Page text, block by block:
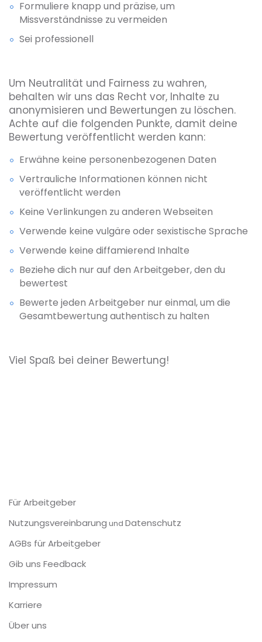
Formuliere knapp und präzise, um
Missverständnisse zu vermeiden
Sei professionell
Um Neutralität und Fairness zu wahren,
behalten wir uns das Recht vor, Inhalte zu
anonymisieren und Bewertungen zu löschen.
Achte auf die folgenden Punkte, damit deine
Bewertung veröffentlicht werden kann:
Erwähne keine personenbezogenen Daten
Vertrauliche Informationen können nicht
veröffentlicht werden
Keine Verlinkungen zu anderen Webseiten
Verwende keine vulgäre oder sexistische Sprache
Verwende keine diffamierend Inhalte
Beziehe dich nur auf den Arbeitgeber, den du
bewertest
Bewerte jeden Arbeitgeber nur einmal, um die
Gesamtbewertung authentisch zu halten
Viel Spaß bei deiner Bewertung!
Für Arbeitgeber
Nutzungsvereinbarung und Datenschutz
AGBs für Arbeitgeber
Gib uns Feedback
Impressum
Karriere
Über uns